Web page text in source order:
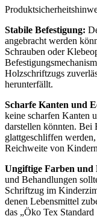
Stabile Befestigung:
angebracht werden
Schrauben oder
Holzschriftzugs
herunterfällt.
Scharfe Kanten und
keine scharfen Kanten
darstellen könnten. Bei
glattgeschliffen
Reichweite von
Ungiftige Farben und
und Behandlungen
Schriftzug im
denen Lebensmittel
das „Öko Tex